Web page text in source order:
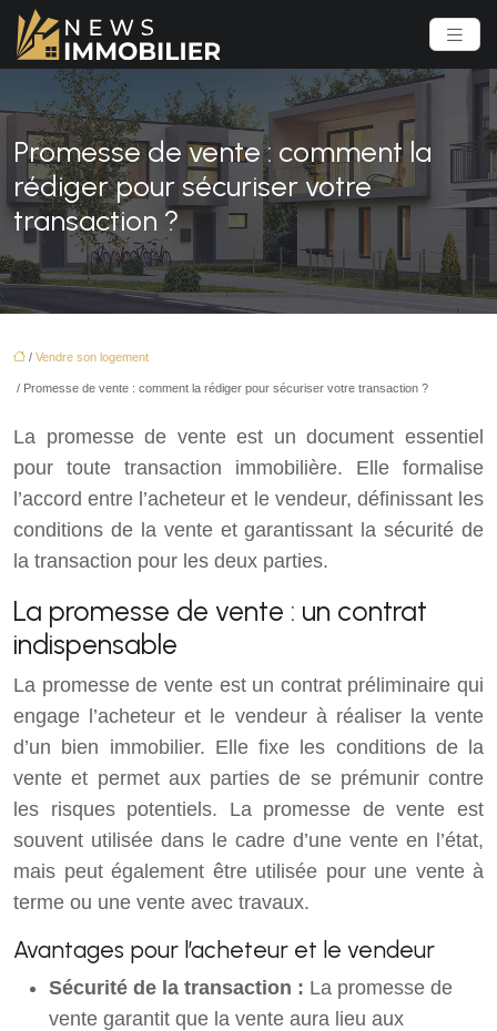
Promesse de vente : comment la
rédiger pour sécuriser votre
transaction ?
/ Vendre son logement
/ Promesse de vente : comment la rédiger pour sécuriser votre transaction ?
La promesse de vente est un document essentiel
pour toute transaction immobilière. Elle formalise
l’accord entre l’acheteur et le vendeur, définissant les
conditions de la vente et garantissant la sécurité de
la transaction pour les deux parties.
La promesse de vente : un contrat
indispensable
La promesse de vente est un contrat préliminaire qui
engage l’acheteur et le vendeur à réaliser la vente
d’un bien immobilier. Elle fixe les conditions de la
vente et permet aux parties de se prémunir contre
les risques potentiels. La promesse de vente est
souvent utilisée dans le cadre d’une vente en l’état,
mais peut également être utilisée pour une vente à
terme ou une vente avec travaux.
Avantages pour l’acheteur et le vendeur
Sécurité de la transaction : La promesse de
vente garantit que la vente aura lieu aux